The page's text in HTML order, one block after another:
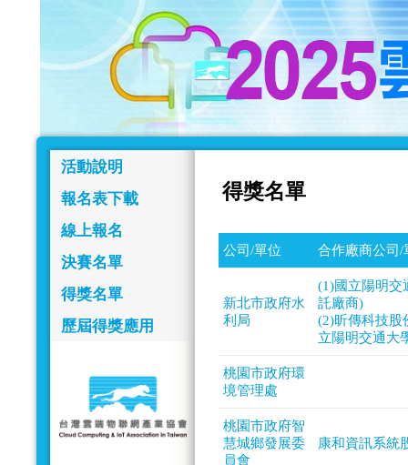
活動說明
報名表下載
線上報名
決賽名單
得獎名單
歷屆得獎應用
得獎名單
公司/單位 合作廠商公司/
新北市政府水
利局
(1)國立陽明交
託廠商)
(2)昕傳科技股
立陽明交通大
桃園市政府環
境管理處
桃園市政府智
慧城鄉發展委
員會
康和資訊系統